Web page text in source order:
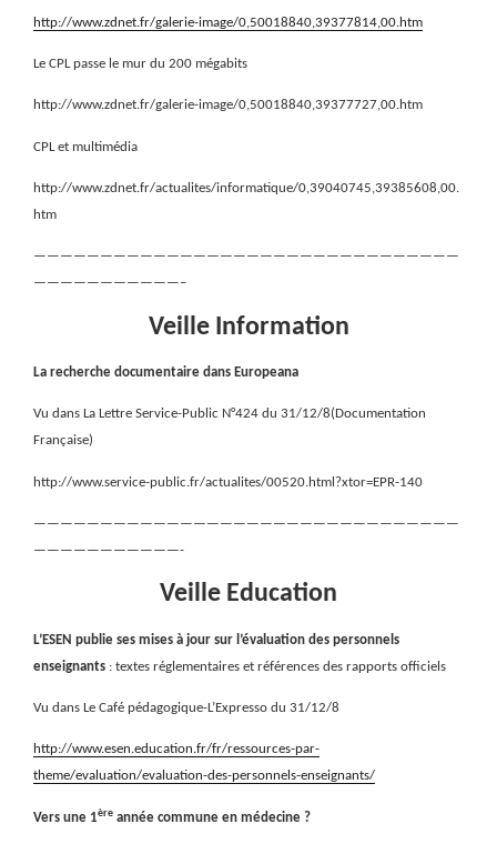
http://www.zdnet.fr/galerie-image/0,50018840,39377814,00.htm
Le CPL passe le mur du 200 mégabits
http://www.zdnet.fr/galerie-image/0,50018840,39377727,00.htm
CPL et multimédia
http://www.zdnet.fr/actualites/informatique/0,39040745,39385608,00.
htm
————————————————————————————————
———————————–
Veille Information
La recherche documentaire dans Europeana
Vu dans La Lettre Service-Public N°424 du 31/12/8(Documentation
Française)
http://www.service-public.fr/actualites/00520.html?xtor=EPR-140
————————————————————————————————
———————————-
Veille Education
L’ESEN publie ses mises à jour sur l’évaluation des personnels
enseignants : textes réglementaires et références des rapports officiels
Vu dans Le Café pédagogique-L’Expresso du 31/12/8
http://www.esen.education.fr/fr/ressources-par-
theme/evaluation/evaluation-des-personnels-enseignants/
Vers une 1ère année commune en médecine ?